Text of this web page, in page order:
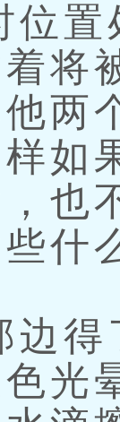
置
将
两
如
也
什
得
光